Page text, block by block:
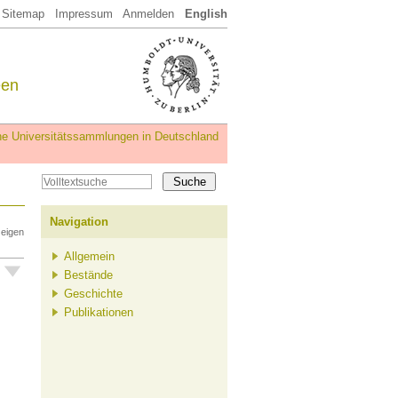
Sitemap Impressum Anmelden English
Universitätssammlungen in Deutschland
Navigation
Allgemein
Bestände
Geschichte
Publikationen